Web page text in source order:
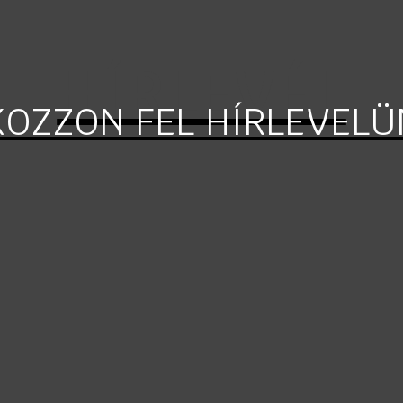
HÍRLEVÉL
FEL